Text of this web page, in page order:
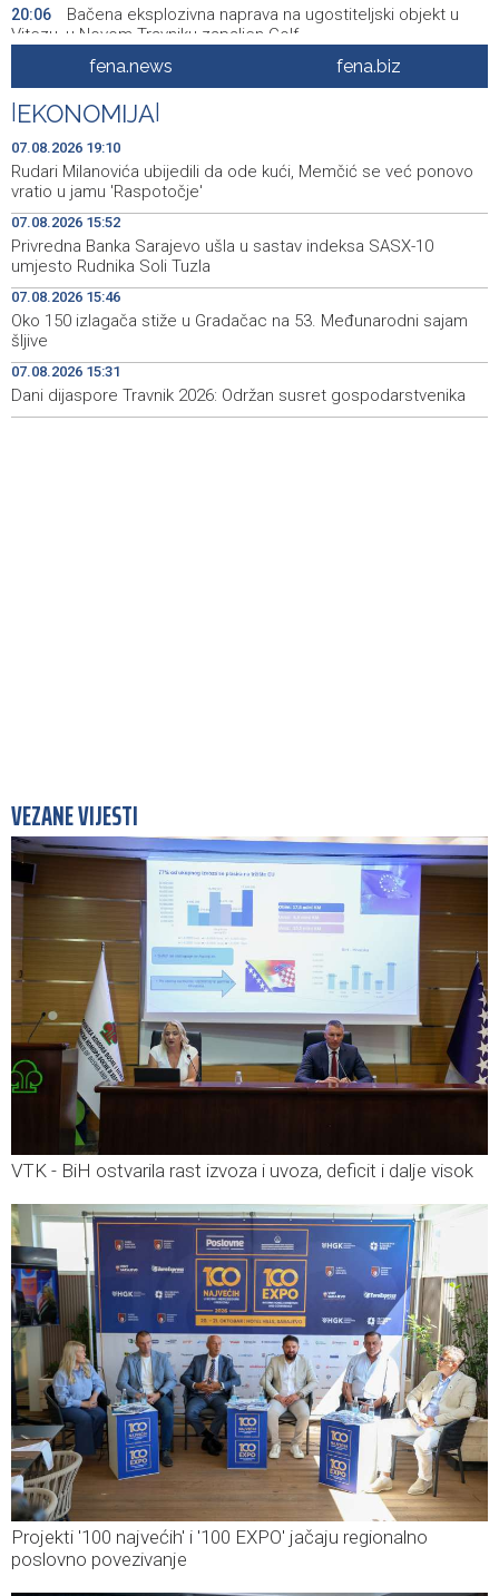
20:06
Bačena eksplozivna naprava na ugostiteljski objekt u
Vitezu, u Novom Travniku zapaljen Golf
Galerija ULUPUBiH otvara novu izlagačku sezonu,
predstavlja novi izlagački program
19:44 Faris Dževahirić novi nogometaš Veleža
19:21 Announcement of events for Saturday, 8 August 2026
19:10
Rudari Milanovića ubijedili da ode kući, Memčić se već
ponovo vratio u jamu 'Raspotočje'
19:03
Sarajevo Film Festival presents Kinoscope and
Kinoscope Surreal programs
19:00
fena.news fena.biz
EKONOMIJA
07.08.2026 19:10
Rudari Milanovića ubijedili da ode kući, Memčić se već ponovo
vratio u jamu 'Raspotočje'
07.08.2026 15:52
Privredna Banka Sarajevo ušla u sastav indeksa SASX-10
umjesto Rudnika Soli Tuzla
07.08.2026 15:46
Oko 150 izlagača stiže u Gradačac na 53. Međunarodni sajam
šljive
07.08.2026 15:31
Dani dijaspore Travnik 2026: Održan susret gospodarstvenika
VEZANE VIJESTI
VTK - BiH ostvarila rast izvoza i uvoza, deficit i dalje visok
Projekti '100 najvećih' i '100 EXPO' jačaju regionalno
poslovno povezivanje